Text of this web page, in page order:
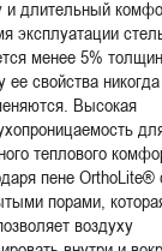
и длительный
эксплуатации
менее 5%
ее свойства
Высокая
теплового
пене OrthoLite®
порами,
воздуху